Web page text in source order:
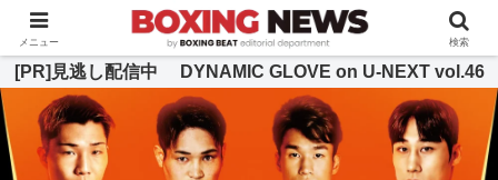
BOXING BEAT [ボクシング・ビート] 公式サイト
[PR]見逃し配信中 DYNAMIC GLOVE on U-NEXT vol.46
メニュー 検索